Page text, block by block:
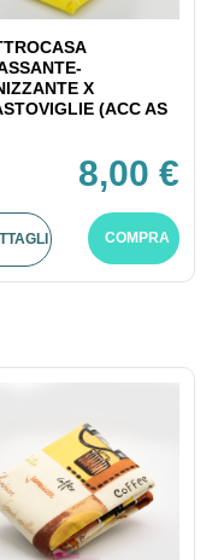
X
(ACC AS
8,00 €
COMPRA